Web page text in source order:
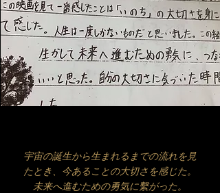
​宇宙の誕生から生まれるまでの流れを見
たとき、今あることの大切さを感じた。
​未来へ進むための勇気に繫がった。